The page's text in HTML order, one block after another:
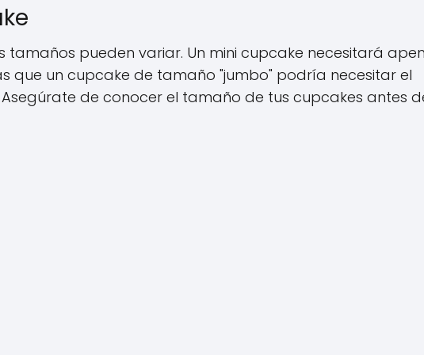
tamaños pueden variar. Un mini cupcake necesitará
que un cupcake de tamaño "jumbo" podría necesitar el
de conocer el tamaño de tus cupcakes antes